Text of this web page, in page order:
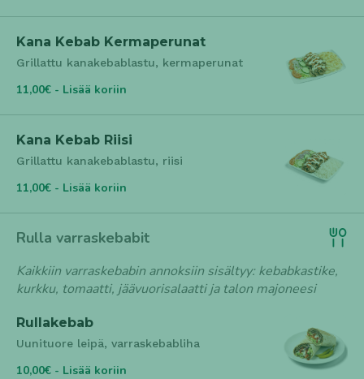
Kana Kebab Kermaperunat
Grillattu kanakebablastu, kermaperunat
11,00€ - Lisää koriin
Kana Kebab Riisi
Grillattu kanakebablastu, riisi
11,00€ - Lisää koriin
Rulla varraskebabit
Kaikkiin varraskebabin annoksiin sisältyy: kebabkastike,
kurkku, tomaatti, jäävuorisalaatti ja talon majoneesi
Rullakebab
Uunituore leipä, varraskebabliha
10,00€ - Lisää koriin